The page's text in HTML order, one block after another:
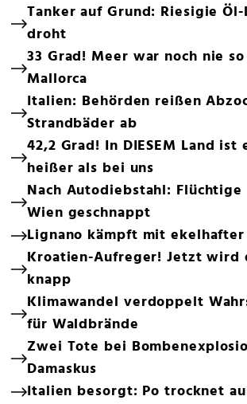
Tanker auf Grund: Riesigie
droht
33 Grad! Meer war noch nie
Mallorca
Italien: Behörden reißen
Strandbäder ab
42,2 Grad! In DIESEM Land ist
heißer als bei uns
Nach Autodiebstahl:
Wien geschnappt
Lignano kämpft mit
Kroatien-Aufreger! Jetzt wird
knapp
Klimawandel verdoppelt
für Waldbrände
Zwei Tote bei
Damaskus
Italien besorgt: Po trocknet